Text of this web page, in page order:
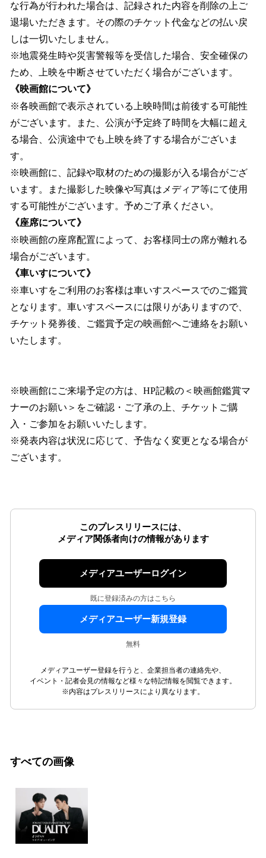
な行為が行われた場合は、記録された内容を削除の上ご
退場いただきます。その際のチケット代金などの払い戻
しは一切いたしません。
※地震発生時や災害警報等を受信した場合、安全確保の
ため、上映を中断させていただく場合がございます。
《映画館について》
※各映画館で表示されている上映時間は前後する可能性
がございます。また、公演が予定終了時間を大幅に超え
る場合、公演途中でも上映を終了する場合がございま
す。
※映画館に、記録や取材のための撮影が入る場合がござ
います。また撮影した映像や写真はメディア等にて使用
する可能性がございます。予めご了承ください。
《座席について》
※映画館の座席配置によって、お客様同士の席が離れる
場合がございます。
《車いすについて》
※車いすをご利用のお客様は車いすスペースでのご鑑賞
となります。車いすスペースには限りがありますので、
チケット発券後、ご鑑賞予定の映画館へご連絡をお願い
いたします。
※映画館にご来場予定の方は、HP記載の＜映画館鑑賞マ
ナーのお願い＞をご確認・ご了承の上、チケットご購
入・ご参加をお願いいたします。
※発表内容は状況に応じて、予告なく変更となる場合が
ございます。
このプレスリリースには、
メディア関係者向けの情報があります
メディアユーザーログイン
既に登録済みの方はこちら
メディアユーザー新規登録
無料
メディアユーザー登録を行うと、企業担当者の連絡先や、
イベント・記者会見の情報など様々な特記情報を閲覧できます。
※内容はプレスリリースにより異なります。
すべての画像